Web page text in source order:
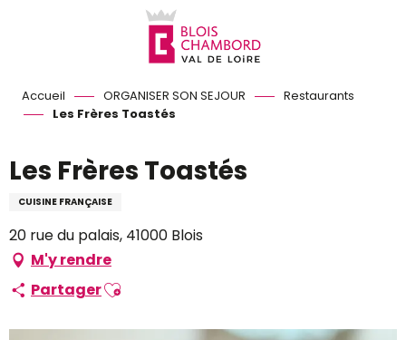
Accueil ORGANISER SON SEJOUR
Restaurants
Les Frères Toastés
Les Frères Toastés
CUISINE FRANÇAISE
20 rue du palais, 41000 Blois
M'y rendre
PartagerAjouter aux favoris